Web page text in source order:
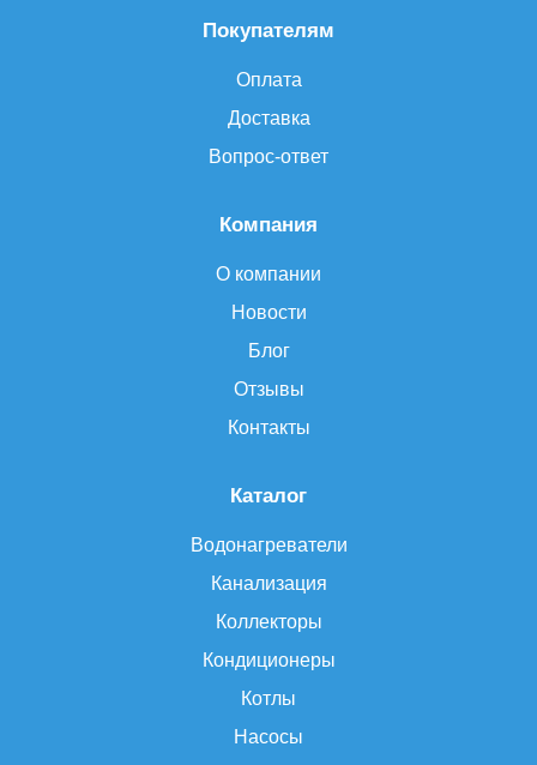
Каталог
Водонагреватели
Канализация
Коллекторы
Кондиционеры
Котлы
Насосы
Компания
О компании
Новости
Блог
Отзывы
Контакты
Покупателям
Оплата
Доставка
Вопрос-ответ